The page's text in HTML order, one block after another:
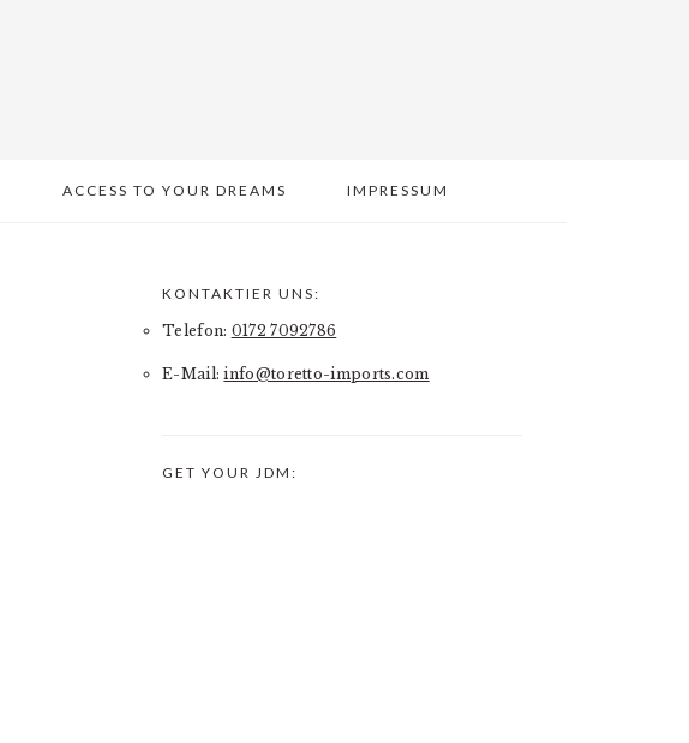
ACCESS TO YOUR DREAMS IMPRESSUM
PRIMARY
SIDEBAR
KONTAKTIER UNS:
Telefon: 0172 7092786
E-Mail:info@toretto-imports.com
GET YOUR JDM: